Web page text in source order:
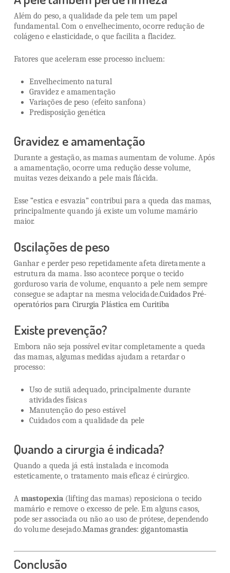
Além do peso, a qualidade da pele tem um papel
fundamental. Com o envelhecimento, ocorre redução de
colágeno e elasticidade, o que facilita a flacidez.
Fatores que aceleram esse processo incluem:
Envelhecimento natural
Gravidez e amamentação
Variações de peso (efeito sanfona)
Predisposição genética
Gravidez e amamentação
Durante a gestação, as mamas aumentam de volume. Após
a amamentação, ocorre uma redução desse volume,
muitas vezes deixando a pele mais flácida.
Esse “estica e esvazia” contribui para a queda das mamas,
principalmente quando já existe um volume mamário
maior.
Oscilações de peso
Ganhar e perder peso repetidamente afeta diretamente a
estrutura da mama. Isso acontece porque o tecido
gorduroso varia de volume, enquanto a pele nem sempre
consegue se adaptar na mesma velocidade.Cuidados Pré-
operatórios para Cirurgia Plástica em Curitiba
Existe prevenção?
Embora não seja possível evitar completamente a queda
das mamas, algumas medidas ajudam a retardar o
processo:
Uso de sutiã adequado, principalmente durante
atividades físicas
Manutenção do peso estável
Cuidados com a qualidade da pele
Quando a cirurgia é indicada?
Quando a queda já está instalada e incomoda
esteticamente, o tratamento mais eficaz é cirúrgico.
Amastopexia (lifting das mamas) reposiciona o tecido
mamário e remove o excesso de pele. Em alguns casos,
pode ser associada ou não ao uso de prótese, dependendo
do volume desejado.Mamas grandes: gigantomastia
Conclusão